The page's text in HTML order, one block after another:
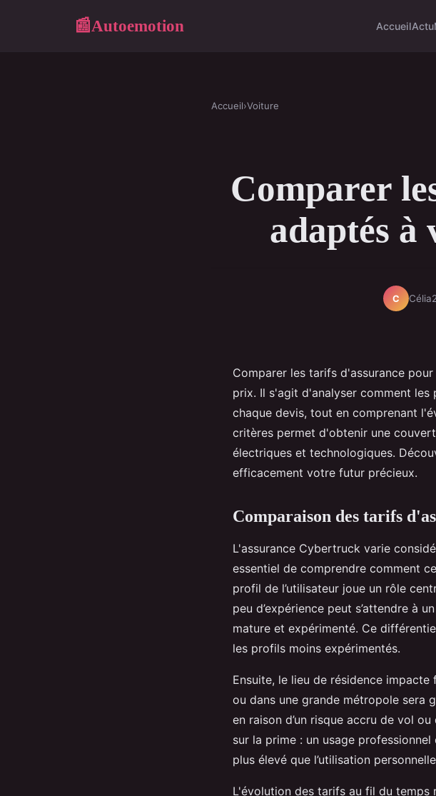
📰Autoemotion AccueilActu
Accueil›Voiture
Comparer
adaptés
C Célia
Comparer les tarifs d'assurance
prix. Il s'agit d'analyser comment
chaque devis, tout en comprenant
critères permet d'obtenir une
électriques et technologiques.
efficacement votre futur précieux.
Comparaison des tarifs
L'assurance Cybertruck varie
essentiel de comprendre comment
profil de l’utilisateur joue un rôle
peu d’expérience peut s’attendre à
mature et expérimenté. Ce
les profils moins expérimentés.
Ensuite, le lieu de résidence
ou dans une grande métropole sera
en raison d’un risque accru de vol
sur la prime : un usage
plus élevé que l’utilisation
L'évolution des tarifs au fil du temps